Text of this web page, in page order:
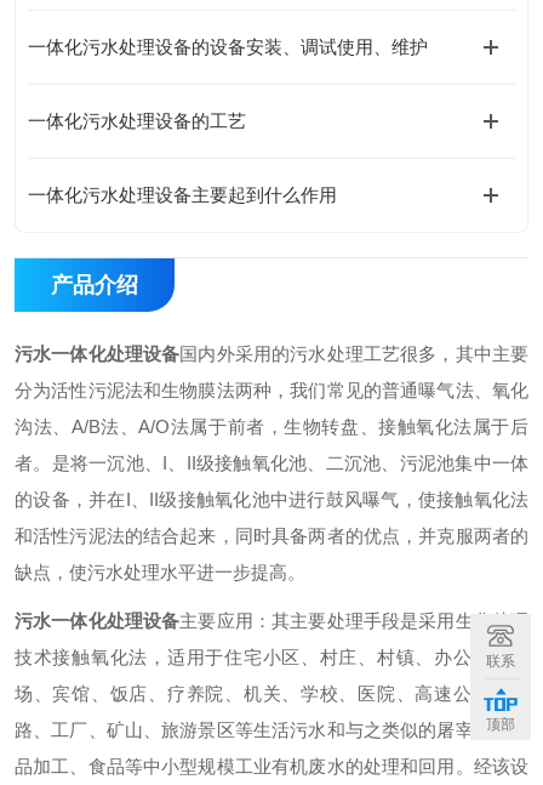
一体化污水处理设备的设备安装、调试使用、维护
一体化污水处理设备的工艺
一体化污水处理设备主要起到什么作用
产品介绍
污水一体化处理设备国内外采用的污水处理工艺很多，其中主要
分为活性污泥法和生物膜法两种，我们常见的普通曝气法、氧化
沟法、A/B法、A/O法属于前者，生物转盘、接触氧化法属于后
者。是将一沉池、I、II级接触氧化池、二沉池、污泥池集中一体
的设备，并在I、II级接触氧化池中进行鼓风曝气，使接触氧化法
和活性污泥法的结合起来，同时具备两者的优点，并克服两者的
缺点，使污水处理水平进一步提高。
污水一体化处理设备主要应用：其主要处理手段是采用生化处理
技术接触氧化法，适用于住宅小区、村庄、村镇、办公楼、商
场、宾馆、饭店、疗养院、机关、学校、医院、高速公路、铁
路、工厂、矿山、旅游景区等生活污水和与之类似的屠宰、水产
品加工、食品等中小型规模工业有机废水的处理和回用。经该设
联系
顶部